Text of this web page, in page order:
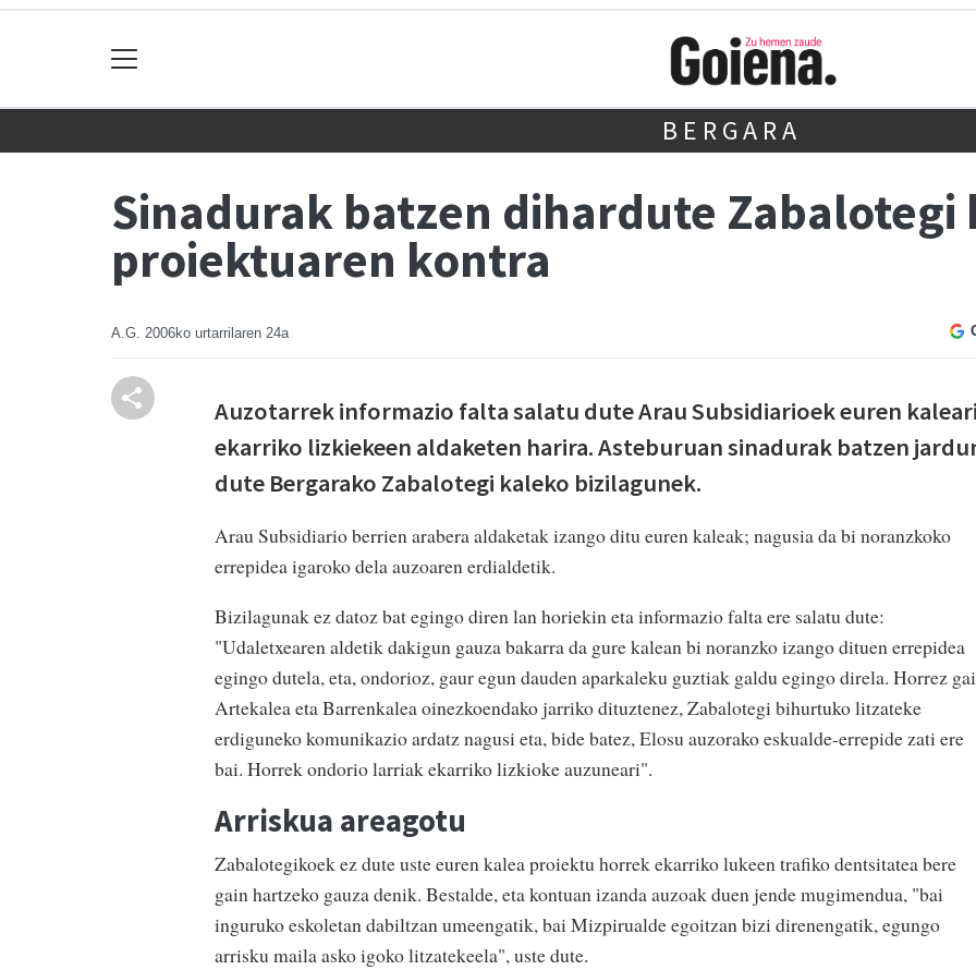
BERGARA
Sinadurak batzen dihardute
proiektuaren kontra
A.G. 2006ko urtarrilaren 24a
Auzotarrek informazio falta salatu dute Arau Subsidiarioek euren
ekarriko lizkiekeen aldaketen harira. Asteburuan sinadurak batzen
dute Bergarako Zabalotegi kaleko bizilagunek.
Arau Subsidiario berrien arabera aldaketak izango ditu euren kaleak; nagusia da bi noranzkoko
errepidea igaroko dela auzoaren erdialdetik.
Bizilagunak ez datoz bat egingo diren lan horiekin eta informazio falta ere salatu dute:
"Udaletxearen aldetik dakigun gauza bakarra da gure kalean bi noranzko izango dituen errepidea
egingo dutela, eta, ondorioz, gaur egun dauden aparkaleku guztiak galdu egingo direla. Horrez
Artekalea eta Barrenkalea oinezkoendako jarriko dituztenez, Zabalotegi bihurtuko litzateke
erdiguneko komunikazio ardatz nagusi eta, bide batez, Elosu auzorako eskualde-errepide zati ere
bai. Horrek ondorio larriak ekarriko lizkioke auzuneari".
Arriskua areagotu
Zabalotegikoek ez dute uste euren kalea proiektu horrek ekarriko lukeen trafiko dentsitatea bere
gain hartzeko gauza denik. Bestalde, eta kontuan izanda auzoak duen jende mugimendua, "bai
inguruko eskoletan dabiltzan umeengatik, bai Mizpirualde egoitzan bizi direnengatik, egungo
arrisku maila asko igoko litzatekeela", uste dute.